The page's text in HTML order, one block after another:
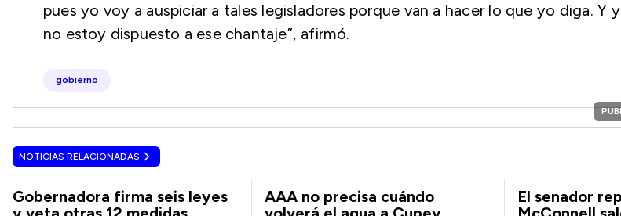
pues yo voy a auspiciar a tales legisladores porque van a hacer lo que yo diga. Y
no estoy dispuesto a ese chantaje”, afirmó.
gobierno
NOTICIAS RELACIONADAS
Gobernadora firma seis leyes
AAA no precisa cuándo
El senador